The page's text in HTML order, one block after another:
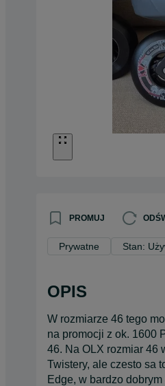
PROMUJ
Prywatne Stan:
OPIS
W rozmiarze 46 tego
na promocji z ok. 1600
46. Na OLX rozmiar 46
Twistery, ale czesto sa
Edge, w bardzo